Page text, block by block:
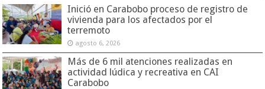
Inició en Carabobo proceso de registro de
vivienda para los afectados por el
terremoto
agosto 6, 2026
Más de 6 mil atenciones realizadas en
actividad lúdica y recreativa en CAI
Carabobo